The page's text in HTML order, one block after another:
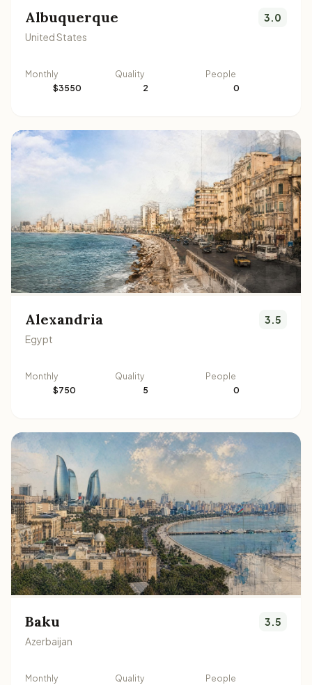
Albuquerque
United States
3.0
Monthly
$3550
Quality
2
People
0
Alexandria
Egypt
3.5
Monthly
$750
Quality
5
People
0
Baku
Azerbaijan
3.5
Monthly
Quality
People